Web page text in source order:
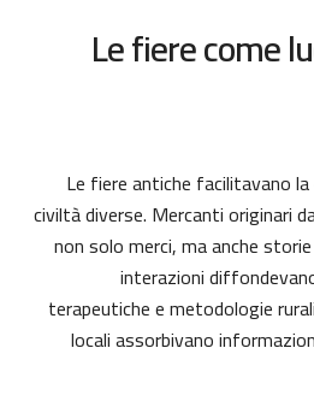
Le fiere come
Le fiere antiche facilitavano
civiltà diverse. Mercanti originari
non solo merci, ma anche
interazioni
terapeutiche e metodologie
locali assorbivano